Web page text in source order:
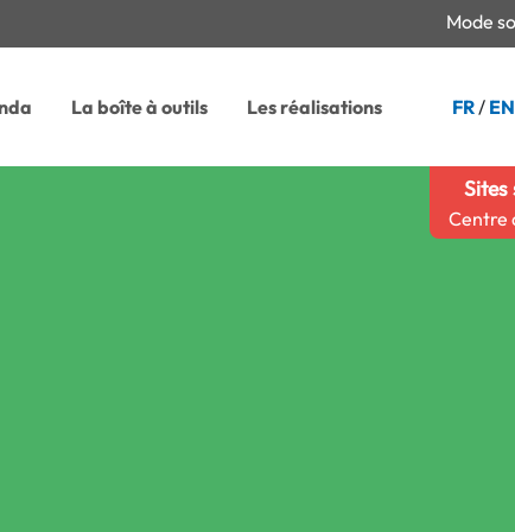
Mode
La boîte à outils Les réalisations FR / EN
Sites
Centre